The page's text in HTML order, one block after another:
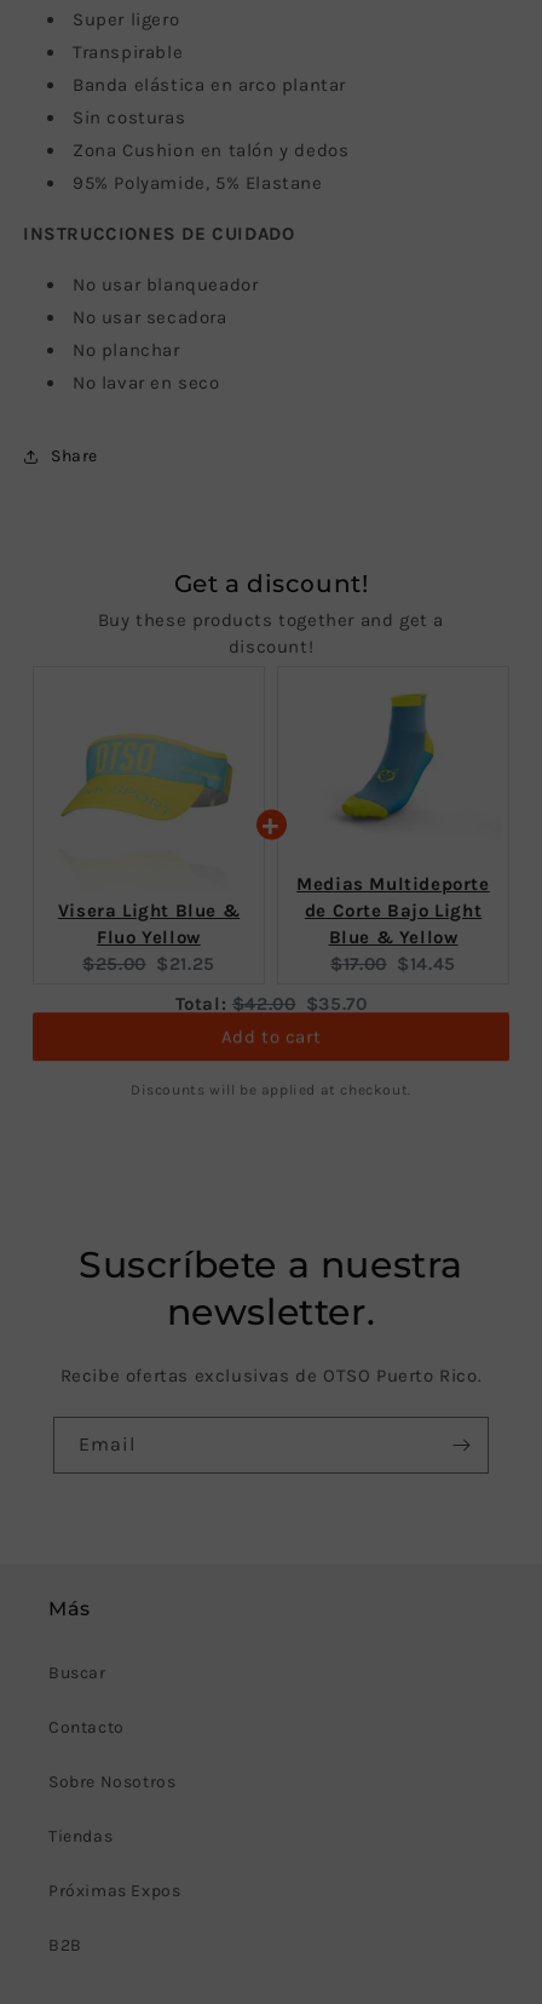
Super ligero
Transpirable
Banda elástica en arco plantar
Sin costuras
Zona Cushion en talón y dedos
95% Polyamide, 5% Elastane
INSTRUCCIONES DE CUIDADO
No usar blanqueador
No usar secadora
No planchar
No lavar en seco
Share
Get a discount!
Buy these products together and get a
discount!
Visera Light Blue &
Fluo Yellow
Original
$25.00 Current
$21.25
Medias Multideporte
de Corte Bajo Light
Blue & Yellow
Original
$17.00 Current
$14.45
Total: Original
price
$42.00 Discounted
price
$35.70
Add to cart
Discounts will be applied at checkout.
Suscríbete a nuestra
newsletter.
Recibe ofertas exclusivas de OTSO Puerto Rico.
Email
Más
Buscar
Contacto
Sobre Nosotros
Tiendas
Próximas Expos
B2B